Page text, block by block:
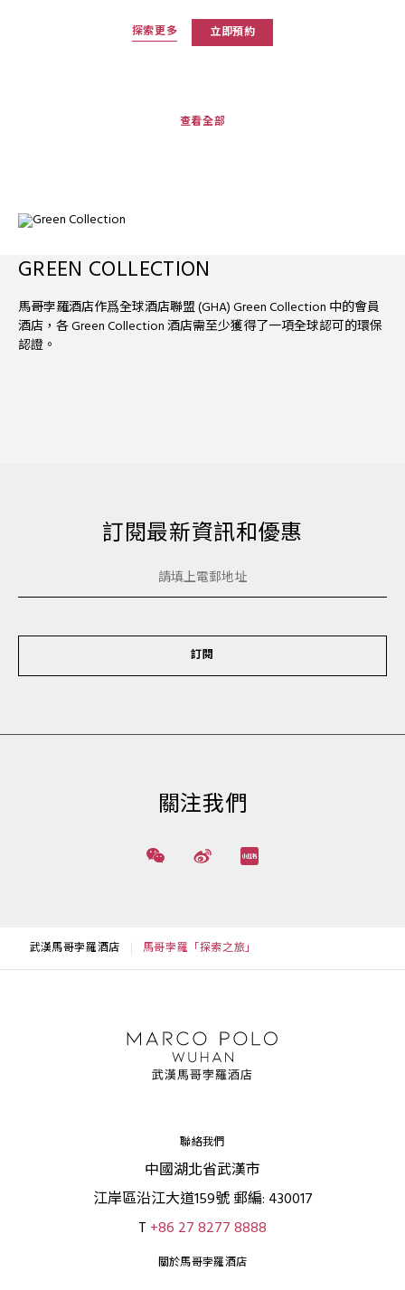
探索更多 立即預約
查看全部
GREEN COLLECTION
馬哥孛羅酒店作爲全球酒店聯盟 (GHA) Green Collection 中的會員
酒店，各 Green Collection 酒店需至少獲得了一項全球認可的環保
認證。
訂閱最新資訊和優惠
訂閱
關注我們
武漢馬哥孛羅酒店 馬哥孛羅「探索之旅」
聯絡我們
中國湖北省武漢市
江岸區沿江大道159號 郵編: 430017
T +86 27 8277 8888
關於馬哥孛羅酒店